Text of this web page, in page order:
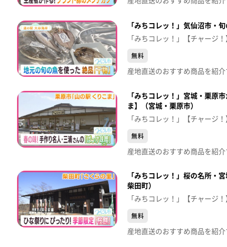
「みちコレッ！」気仙沼市・
「みちコレッ！」【チャージ！
無料
「みちコレッ！」宮城・栗原
ま】（宮城・栗原市）
「みちコレッ！」【チャージ！
無料
「みちコレッ！」桜の名所・
柴田町）
「みちコレッ！」【チャージ！
無料